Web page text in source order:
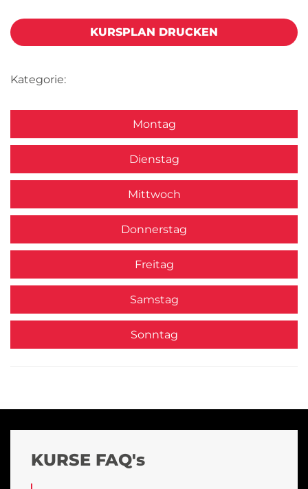
KURSPLAN DRUCKEN
Kategorie:
Montag
Dienstag
Mittwoch
Donnerstag
Freitag
Samstag
Sonntag
KURSE FAQ's